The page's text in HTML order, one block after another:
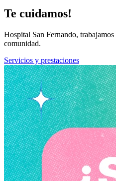
Te cuidamos!
Hospital San Fernando,
comunidad.
Servicios y prestaciones